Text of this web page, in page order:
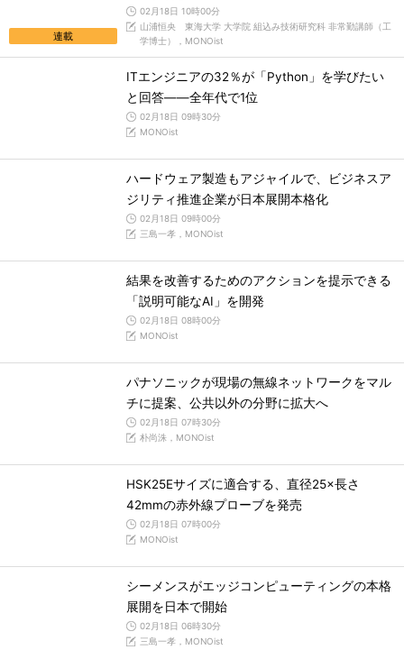
連載
02月18日 10時00分
山浦恒央 東海大学 大学院 組込み技術研究科 非常勤講師（工
学博士），MONOist
ITエンジニアの32％が「Python」を学びたい
と回答――全年代で1位
02月18日 09時30分
MONOist
ハードウェア製造もアジャイルで、ビジネスア
ジリティ推進企業が日本展開本格化
02月18日 09時00分
三島一孝，MONOist
結果を改善するためのアクションを提示できる
「説明可能なAI」を開発
02月18日 08時00分
MONOist
パナソニックが現場の無線ネットワークをマル
チに提案、公共以外の分野に拡大へ
02月18日 07時30分
朴尚洙，MONOist
HSK25Eサイズに適合する、直径25×長さ
42mmの赤外線プローブを発売
02月18日 07時00分
MONOist
シーメンスがエッジコンピューティングの本格
展開を日本で開始
02月18日 06時30分
三島一孝，MONOist